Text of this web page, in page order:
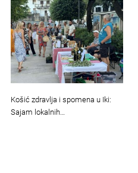
Košić zdravlja i spomena u Iki:
Sajam lokalnih…